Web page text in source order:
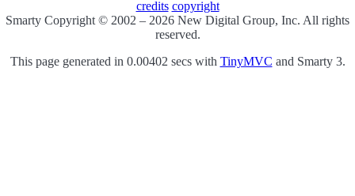
credits copyright
Smarty Copyright © 2002 – 2026 New Digital Group, Inc. All rights
reserved.
This page generated in 0.00402 secs with TinyMVC and Smarty 3.